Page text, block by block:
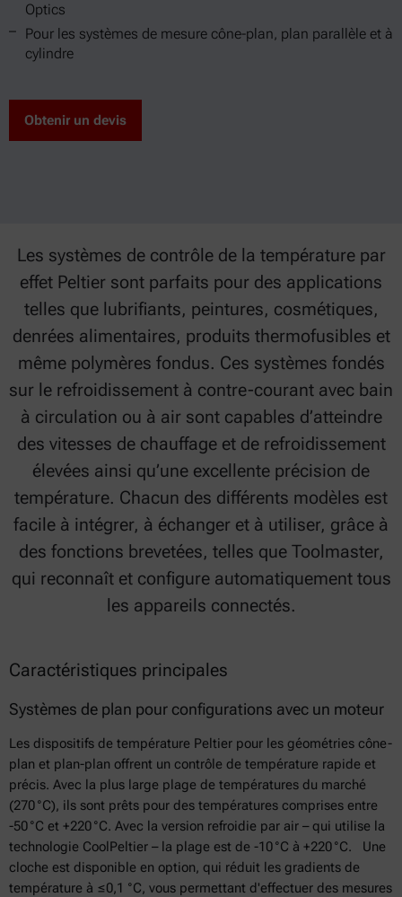
Optics
Pour les systèmes de mesure cône-plan, plan parallèle et à
cylindre
Obtenir un devis
Les systèmes de contrôle de la température par
effet Peltier sont parfaits pour des applications
telles que lubrifiants, peintures, cosmétiques,
denrées alimentaires, produits thermofusibles et
même polymères fondus. Ces systèmes fondés
sur le refroidissement à contre-courant avec bain
à circulation ou à air sont capables d’atteindre
des vitesses de chauffage et de refroidissement
élevées ainsi qu’une excellente précision de
température. Chacun des différents modèles est
facile à intégrer, à échanger et à utiliser, grâce à
des fonctions brevetées, telles que Toolmaster,
qui reconnaît et configure automatiquement tous
les appareils connectés.
Caractéristiques principales
Systèmes de plan pour configurations avec un moteur
Les dispositifs de température Peltier pour les géométries cône-
plan et plan-plan offrent un contrôle de température rapide et
précis. Avec la plus large plage de températures du marché
(270 °C), ils sont prêts pour des températures comprises entre
-50 °C et +220 °C. Avec la version refroidie par air – qui utilise la
technologie CoolPeltier – la plage est de -10 °C à +220 °C. Une
cloche est disponible en option, qui réduit les gradients de
température à ≤0,1 °C, vous permettant d'effectuer des mesures